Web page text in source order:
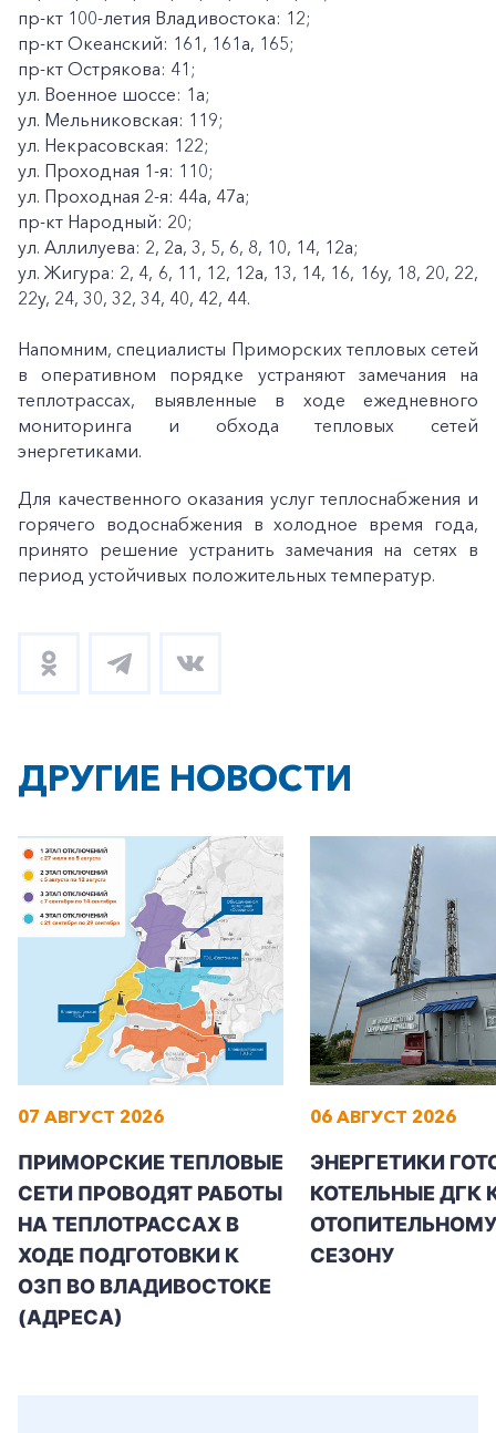
пр-кт 100-летия Владивостока: 12;
пр-кт Океанский: 161, 161а, 165;
пр-кт Острякова: 41;
ул. Военное шоссе: 1а;
ул. Мельниковская: 119;
ул. Некрасовская: 122;
ул. Проходная 1-я: 110;
ул. Проходная 2-я: 44а, 47а;
пр-кт Народный: 20;
ул. Аллилуева: 2, 2а, 3, 5, 6, 8, 10, 14, 12а;
ул. Жигура: 2, 4, 6, 11, 12, 12а, 13, 14, 16, 16у, 18, 20, 22,
22у, 24, 30, 32, 34, 40, 42, 44.
Напомним, специалисты Приморских тепловых сетей
в оперативном порядке устраняют замечания на
теплотрассах, выявленные в ходе ежедневного
мониторинга и обхода тепловых сетей
энергетиками.
Для качественного оказания услуг теплоснабжения и
горячего водоснабжения в холодное время года,
принято решение устранить замечания на сетях в
период устойчивых положительных температур.
ДРУГИЕ НОВОСТИ
07 АВГУСТ 2026
ПРИМОРСКИЕ ТЕПЛОВЫЕ
СЕТИ ПРОВОДЯТ РАБОТЫ
НА ТЕПЛОТРАССАХ В
ХОДЕ ПОДГОТОВКИ К
ОЗП ВО ВЛАДИВОСТОКЕ
(АДРЕСА)
06 АВГУСТ 2026
ЭНЕРГЕТИКИ
КОТЕЛЬНЫЕ ДГК
ОТОПИТЕЛЬНОМУ
СЕЗОНУ